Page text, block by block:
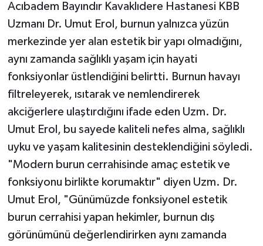
Acıbadem Bayındır Kavaklıdere Hastanesi KBB
Uzmanı Dr. Umut Erol, burnun yalnızca yüzün
merkezinde yer alan estetik bir yapı olmadığını,
aynı zamanda sağlıklı yaşam için hayati
fonksiyonlar üstlendiğini belirtti. Burnun havayı
filtreleyerek, ısıtarak ve nemlendirerek
akciğerlere ulaştırdığını ifade eden Uzm. Dr.
Umut Erol, bu sayede kaliteli nefes alma, sağlıklı
uyku ve yaşam kalitesinin desteklendiğini söyledi.
"Modern burun cerrahisinde amaç estetik ve
fonksiyonu birlikte korumaktır" diyen Uzm. Dr.
Umut Erol, "Günümüzde fonksiyonel estetik
burun cerrahisi yapan hekimler, burnun dış
görünümünü değerlendirirken aynı zamanda